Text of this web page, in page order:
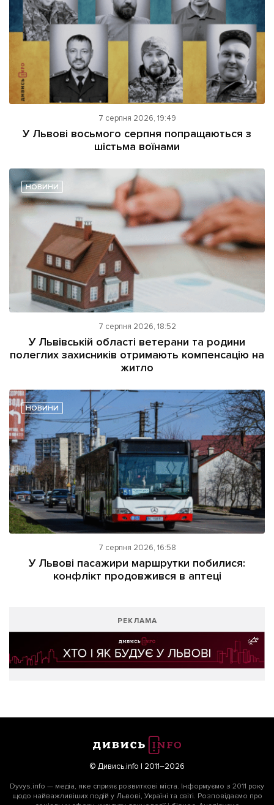
7 серпня 2026, 19:49
У Львові восьмого серпня попращаються з
шістьма воїнами
НОВИНИ
7 серпня 2026, 18:52
У Львівській області ветерани та родини
полеглих захисників отримають компенсацію на
житло
НОВИНИ
7 серпня 2026, 16:58
У Львові пасажири маршрутки побилися:
конфлікт продовжився в аптеці
РЕКЛАМА
© Дивись.info | 2011–2026
Dyvys.info — медіа, яке сприяє розвиткові міста. Інформуємо з 2011 року
щодо найважливіших подій у Львові, Україні та світі. Розповідаємо про